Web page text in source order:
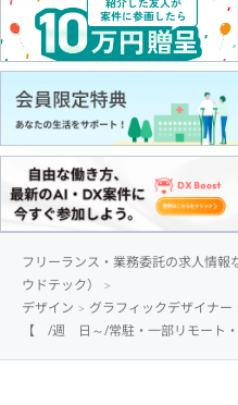
フリーランス・業務委託の求人情
ウドテック）
デザイン
グラフィックデザイナ
【 /週 日～/常駐・一部リモート